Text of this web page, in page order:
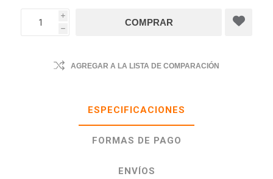
i
h
AGREGAR A LA LISTA DE COMPARACIÓN
ESPECIFICACIONES
FORMAS DE PAGO
ENVÍOS